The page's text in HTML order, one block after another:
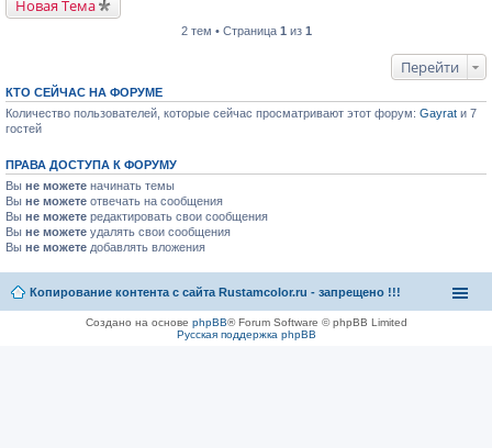
Новая Тема
2 тем • Страница 1 из 1
Перейти
КТО СЕЙЧАС НА ФОРУМЕ
Количество пользователей, которые сейчас просматривают этот форум: Gayrat и 7
гостей
ПРАВА ДОСТУПА К ФОРУМУ
Вы не можете начинать темы
Вы не можете отвечать на сообщения
Вы не можете редактировать свои сообщения
Вы не можете удалять свои сообщения
Вы не можете добавлять вложения
Копирование контента с сайта Rustamcolor.ru - запрещено !!!
Создано на основе phpBB® Forum Software © phpBB Limited
Русская поддержка phpBB